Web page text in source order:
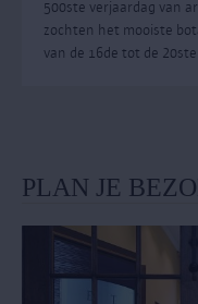
500ste verjaardag van
zochten het mooiste
van de 16de tot de 20ste
PLAN JE